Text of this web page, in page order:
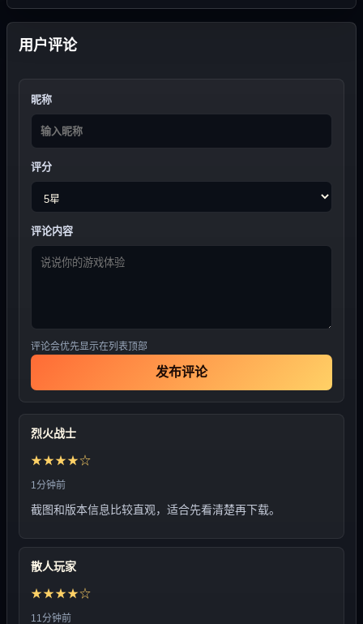
用户评论
昵称
评分
评论内容
评论会优先显示在列表顶部
发布评论
烈火战士
★★★★☆
1分钟前
截图和版本信息比较直观，适合先看清楚再下载。
散人玩家
★★★★☆
11分钟前